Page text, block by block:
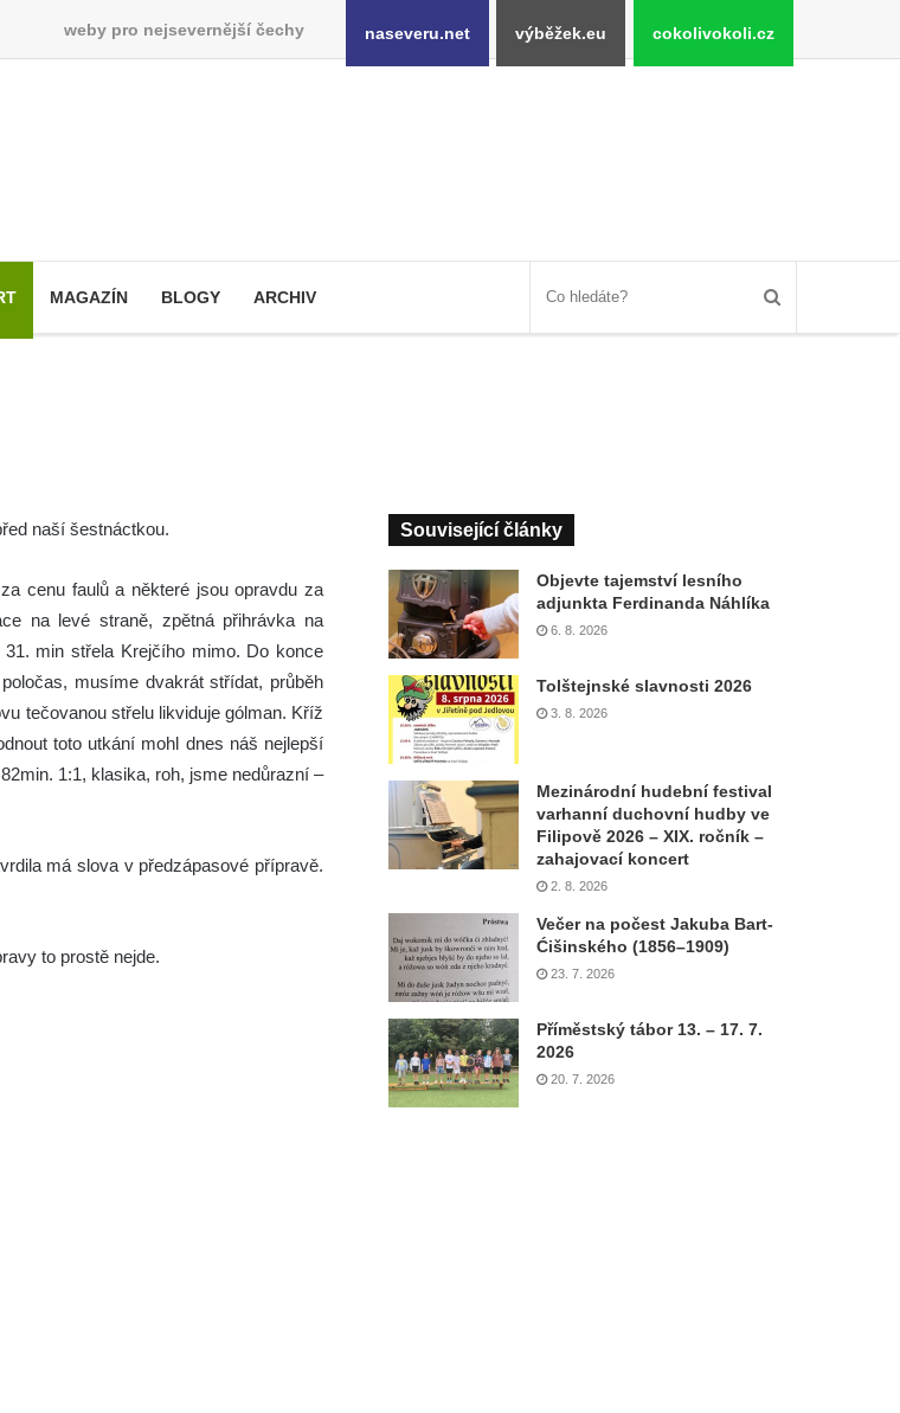
weby pro nejsevernější čechy naseveru.net výběžek.eu cokolivokoli.cz
MAGAZÍN BLOGY ARCHIV
naší šestnáctkou.
cenu faulů a některé jsou opravdu za
na levé straně, zpětná přihrávka na
min střela Krejčího mimo. Do konce
musíme dvakrát střídat, průběh
tečovanou střelu likviduje gólman. Kříž
toto utkání mohl dnes náš nejlepší
1:1, klasika, roh, jsme nedůrazní –
má slova v předzápasové přípravě.
to prostě nejde.
Související články
Objevte tajemství lesního
adjunkta Ferdinanda Náhlíka
6. 8. 2026
Tolštejnské slavnosti 2026
3. 8. 2026
Mezinárodní hudební festival
varhanní duchovní hudby ve
Filipově 2026 – XIX. ročník –
zahajovací koncert
2. 8. 2026
Večer na počest Jakuba Bart-
Ćišinského (1856–1909)
23. 7. 2026
Příměstský tábor 13. – 17. 7.
2026
20. 7. 2026